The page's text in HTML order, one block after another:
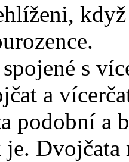
s
a
podobní a